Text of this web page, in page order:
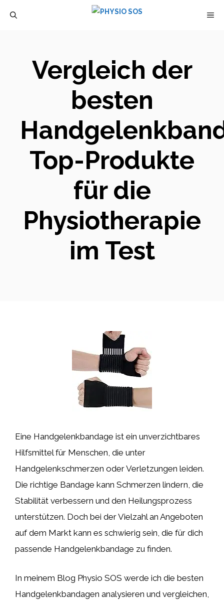
Vergleich der
besten
Top-Produkte
für die
Physiotherapie
im Test
Eine Handgelenkbandage ist ein unverzichtbares
Hilfsmittel für Menschen, die unter
Handgelenkschmerzen oder Verletzungen leiden.
Die richtige Bandage kann Schmerzen lindern, die
Stabilität verbessern und den Heilungsprozess
unterstützen. Doch bei der Vielzahl an Angeboten
auf dem Markt kann es schwierig sein, die für dich
passende Handgelenkbandage zu finden.
In meinem Blog Physio SOS werde ich die besten
Handgelenkbandagen analysieren und vergleichen,